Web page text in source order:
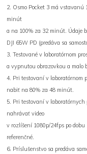
2. Osmo Pocket 3 má
minút
a na 100% za 32 minút. Údaje
DJI 65W PD (predáva sa
3. Testované v laboratórnom
a vypnutou obrazovkou a malo
4. Pri testovaní v laboratórnom
nabiť na 80% za 48 minút.
5. Pri testovaní v laboratórnych
nahrávať video
v rozlíšení 1080p/24fps po
referenčné.
6. Príslušenstvo sa predáva